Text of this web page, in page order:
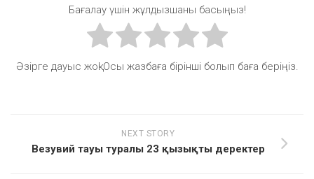
Бағалау үшін жұлдызшаны басыңыз!
Әзірге дауыс жоқ! Осы жазбаға бірінші болып баға беріңіз.
NEXT STORY
Везувий тауы туралы 23 қызықты деректер